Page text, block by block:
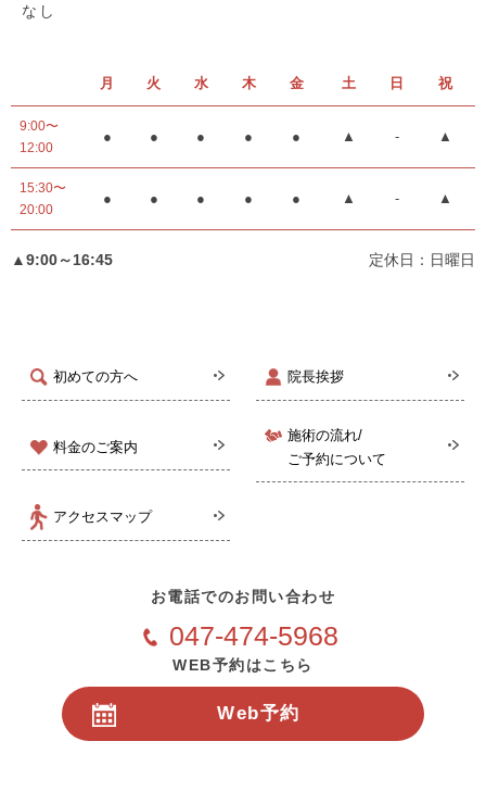
初めての方へ 院長挨拶
料金のご案内
施術の流れ/
ご予約について
アクセスマップ
なし
月 火 水 木 金 土 日 祝
9:00〜
12:00
● ● ● ● ● ▲ - ▲
15:30〜
20:00
● ● ● ● ● ▲ - ▲
▲9:00～16:45 定休日：日曜日
お電話でのお問い合わせ
047-474-5968
WEB予約はこちら
Web予約